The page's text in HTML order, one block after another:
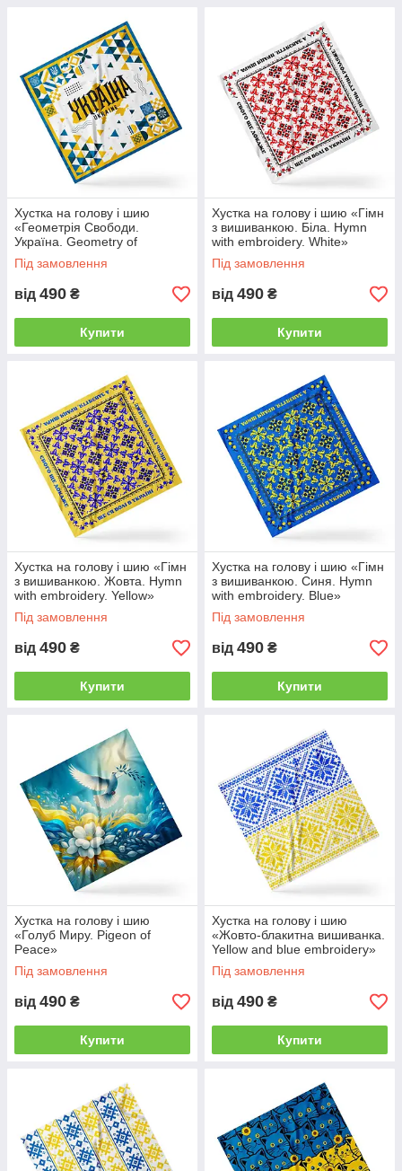
Хустка на голову і шию
«Геометрія Свободи.
Україна. Geometry of
Freedom. Ukraine»
Під замовлення
від 490 ₴
Купити
Хустка на голову і шию «Гімн
з вишиванкою. Біла. Hymn
with embroidery. White»
Під замовлення
від 490 ₴
Купити
Хустка на голову і шию «Гімн
з вишиванкою. Жовта. Hymn
with embroidery. Yellow»
Під замовлення
від 490 ₴
Купити
Хустка на голову і шию «Гімн
з вишиванкою. Синя. Hymn
with embroidery. Blue»
Під замовлення
від 490 ₴
Купити
Хустка на голову і шию
«Голуб Миру. Pigeon of
Peace»
Під замовлення
від 490 ₴
Купити
Хустка на голову і шию
«Жовто-блакитна вишиванка.
Yellow and blue embroidery»
Під замовлення
від 490 ₴
Купити